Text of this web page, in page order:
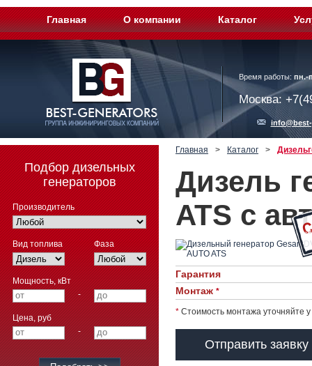
Главная О компании Каталог
Время работы: пн.-
Москва:
Подбор дизельных
генераторов
Производитель
Вид топлива Фаза
Мощность, кВт
-
Цена, руб
-
Главная > Каталог >
Дизель
ATS с
Гарантия
Монтаж *
* Стоимость монтажа уточняйте
Отправить